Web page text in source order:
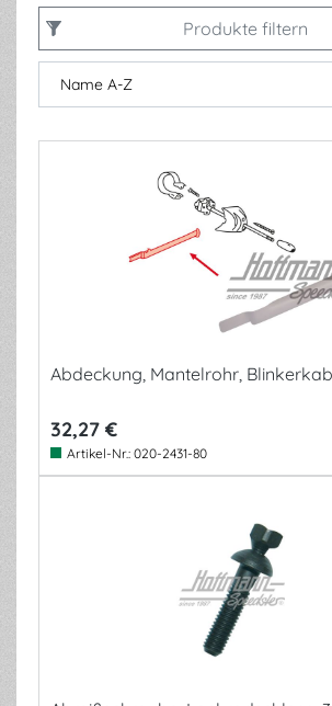
Produkte filtern
Abdeckung, Mantelrohr,
32,27 €
Artikel-Nr.: 020-2431-80